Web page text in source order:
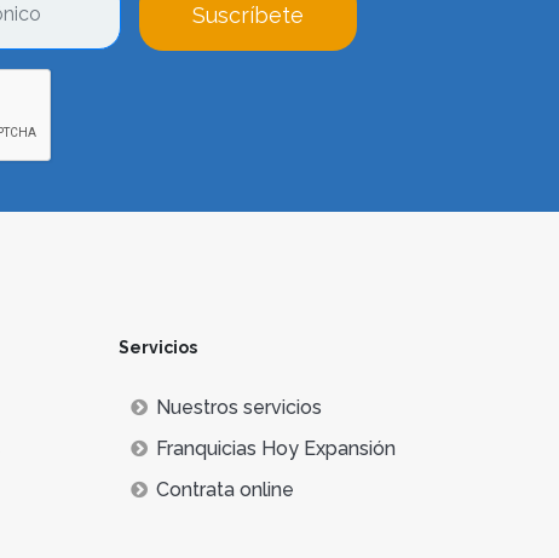
Suscríbete
Servicios
Nuestros servicios
Franquicias Hoy Expansión
Contrata online